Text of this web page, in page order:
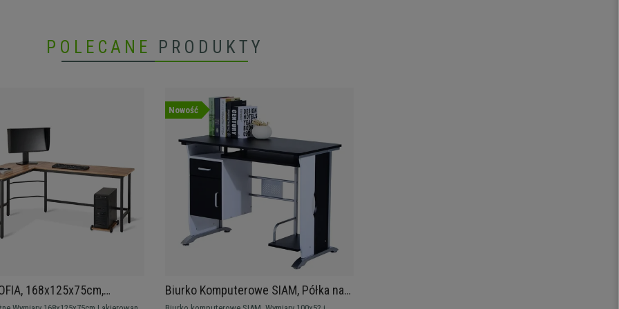
POLECANE PRODUKTY
168x125x75cm,
Stelaż kolor Czarny, Blat
Nowość
Biurko Komputerowe SIAM, Półka na
Procesor i Szuflady, 100x52x75 cm,